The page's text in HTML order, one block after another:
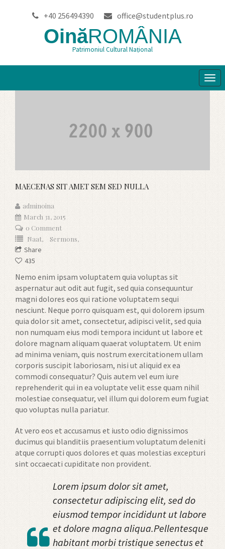
+40 256494390 office@studentplus.ro
OinăROMÂNIA
Patrimoniul Cultural Național
MAECENAS SIT AMET SEM SED NULLA
adminoina
March 31, 2015
0 Comment
Naat,
Sermons,
Share
435
Nemo enim ipsam voluptatem quia voluptas sit
aspernatur aut odit aut fugit, sed quia consequuntur
magni dolores eos qui ratione voluptatem sequi
nesciunt. Neque porro quisquam est, qui dolorem ipsum
quia dolor sit amet, consectetur, adipisci velit, sed quia
non numquam eius modi tempora incidunt ut labore et
dolore magnam aliquam quaerat voluptatem. Ut enim
ad minima veniam, quis nostrum exercitationem ullam
corporis suscipit laboriosam, nisi ut aliquid ex ea
commodi consequatur? Quis autem vel eum iure
reprehenderit qui in ea voluptate velit esse quam nihil
molestiae consequatur, vel illum qui dolorem eum fugiat
quo voluptas nulla pariatur.
At vero eos et accusamus et iusto odio dignissimos
ducimus qui blanditiis praesentium voluptatum deleniti
atque corrupti quos dolores et quas molestias excepturi
sint occaecati cupiditate non provident.
Lorem ipsum dolor sit amet,
consectetur adipiscing elit, sed do
eiusmod tempor incididunt ut labore
et dolore magna aliqua.Pellentesque
habitant morbi tristique senectus et